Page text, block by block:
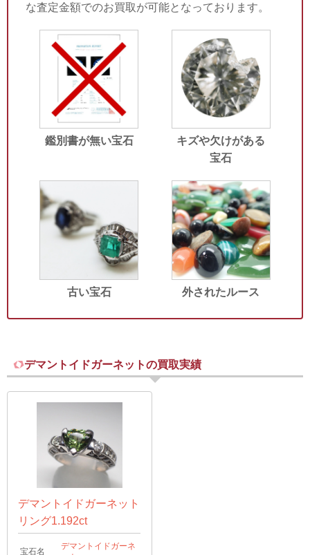
な査定金額でのお買取が可能となっております。
鑑別書が無い宝石
キズや欠けがある
宝石
古い宝石 外されたルース
デマントイドガーネットの買取実績
デマントイドガーネット
リング1.192ct
宝石名
デマントイドガーネ